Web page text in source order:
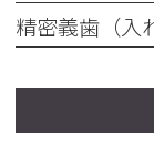
精密義歯（入